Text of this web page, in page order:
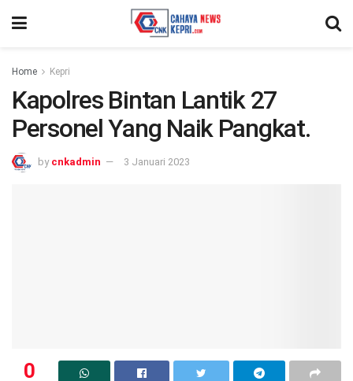
Home Kepri
Kapolres Bintan Lantik 27
Personel Yang Naik Pangkat.
by cnkadmin 3 Januari 2023
0